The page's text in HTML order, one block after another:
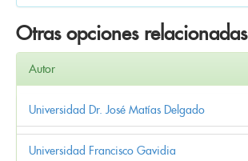
Otras opciones relacionadas
Autor
Universidad Dr. José Matías Delgado
Universidad Francisco Gavidia